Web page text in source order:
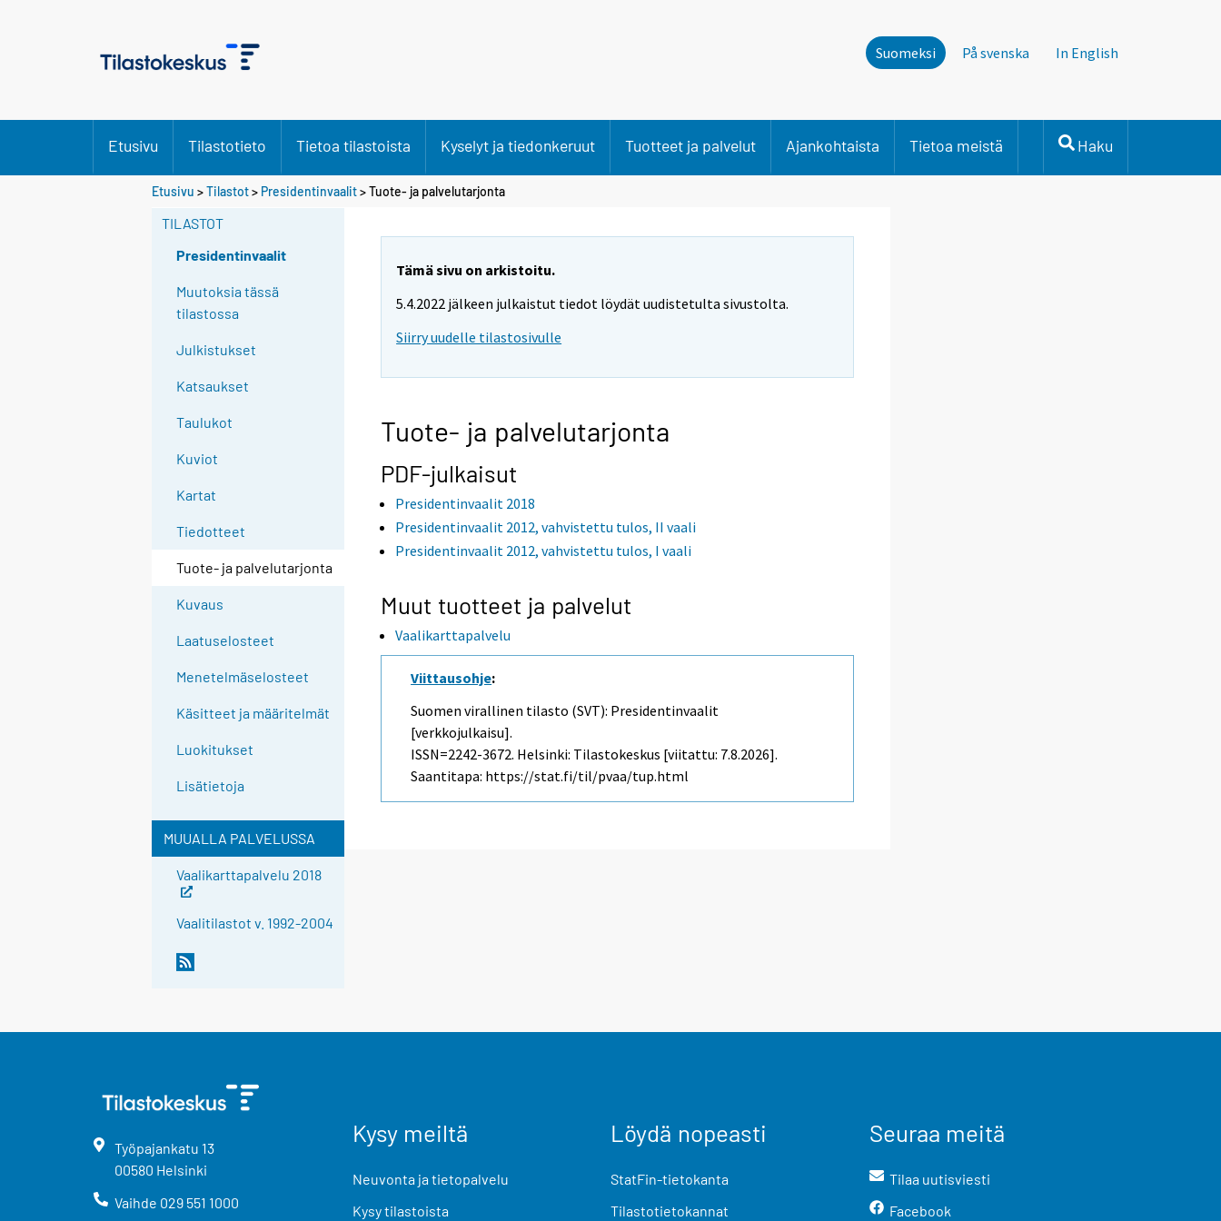
Suomeksi På svenska In English
Etusivu Tilastotieto Tietoa tilastoista Kyselyt ja tiedonkeruut Tuotteet ja palvelut Ajankohtaista Tietoa meistä Haku
Etusivu >Tilastot> Presidentinvaalit> Tuote- ja palvelutarjonta
TILASTOT
Presidentinvaalit
Muutoksia tässä
tilastossa
Julkistukset
Katsaukset
Taulukot
Kuviot
Kartat
Tiedotteet
Tuote- ja palvelutarjonta
Kuvaus
Laatuselosteet
Menetelmäselosteet
Käsitteet ja määritelmät
Luokitukset
Lisätietoja
MUUALLA PALVELUSSA
Vaalikarttapalvelu 2018
Vaalitilastot v. 1992-2004
Tämä sivu on arkistoitu.
5.4.2022 jälkeen julkaistut tiedot löydät uudistetulta sivustolta.
Siirry uudelle tilastosivulle
Tuote- ja palvelutarjonta
PDF-julkaisut
Presidentinvaalit 2018
Presidentinvaalit 2012, vahvistettu tulos, II vaali
Presidentinvaalit 2012, vahvistettu tulos, I vaali
Muut tuotteet ja palvelut
Vaalikarttapalvelu
Viittausohje:
Suomen virallinen tilasto (SVT): Presidentinvaalit
[verkkojulkaisu].
ISSN=2242-3672. Helsinki: Tilastokeskus [viitattu: 7.8.2026].
Saantitapa: https://stat.fi/til/pvaa/tup.html
Työpajankatu 13
00580 Helsinki
Vaihde 029 551 1000
Kysy meiltä
Neuvonta ja tietopalvelu
Kysy tilastoista
Löydä nopeasti
StatFin-tietokanta
Tilastotietokannat
Seuraa meitä
Tilaa uutisviesti
Facebook